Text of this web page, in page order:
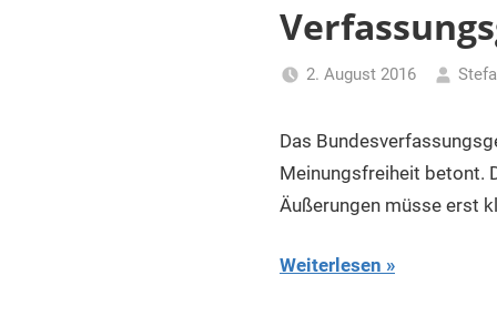
2. August 2016
Das
Meinungsfreiheit betont.
Äußerungen müsse erst
Weiterlesen